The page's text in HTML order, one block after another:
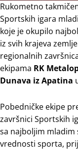
Rukometno
Sportskih igara
koje je okupilo
iz svih krajeva
regionalnih
ekipama RK
Dunava iz Apatina
Pobedničke ekipe
završnici Sportskih
sa najboljim
vrednosti sporta,